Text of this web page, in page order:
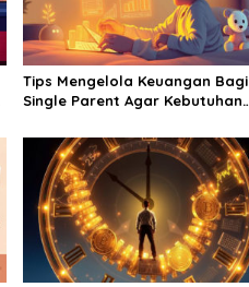
Tips Mengelola Keuangan Bagi
Single Parent Agar Kebutuhan